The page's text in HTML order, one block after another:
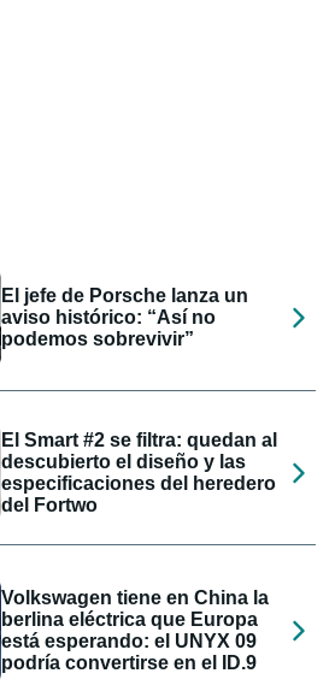
El jefe de Porsche lanza un
aviso histórico: “Así no
podemos sobrevivir”
El Smart #2 se filtra: quedan al
descubierto el diseño y las
especificaciones del heredero
del Fortwo
Volkswagen tiene en China la
berlina eléctrica que Europa
está esperando: el UNYX 09
podría convertirse en el ID.9